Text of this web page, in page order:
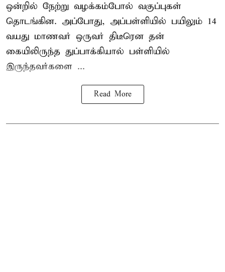
ஒன்றில் நேற்று வழக்கம்போல் வகுப்புகள்
தொடங்கின. அப்போது, அப்பள்ளியில் பயிலும் 14
வயது மாணவர் ஒருவர் திடீரென தன்
கையிலிருந்த துப்பாக்கியால் பள்ளியில்
இருந்தவர்களை ...
Read More